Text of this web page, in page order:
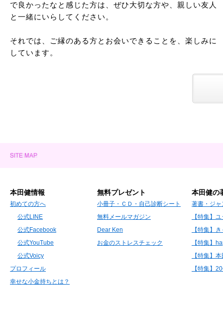
で良かったなと感じた方は、ぜひ大切な方や、親しい友人
と一緒にいらしてください。
それでは、ご縁のある方とお会いできることを、楽しみに
しています。
本田健情報
初めての方へ
公式LINE
公式Facebook
公式YouTube
公式Voicy
プロフィール
幸せな小金持ちとは？
無料プレゼント
小冊子・ＣＤ・自己診断シート
無料メールマガジン
Dear Ken
お金のストレスチェック
本田健の
著書・ジャ
【特集】
【特集】
【特集】
【特集】
【特集】